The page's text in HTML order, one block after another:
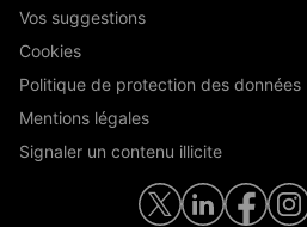
Vos suggestions
Cookies
Politique de protection des données
Mentions légales
Signaler un contenu illicite